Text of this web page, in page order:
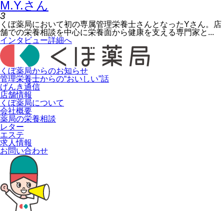
M.Y.さん
3
くぼ薬局において初の専属管理栄養士さんとなったYさん。店
舗での栄養相談を中心に栄養面から健康を支える専門家と...
インタビュー詳細へ
くぼ薬局からのお知らせ
管理栄養士からの“おいしい”話
げんき通信
店舗情報
くぼ薬局について
会社概要
薬局の栄養相談
レター
エステ
求人情報
お問い合わせ